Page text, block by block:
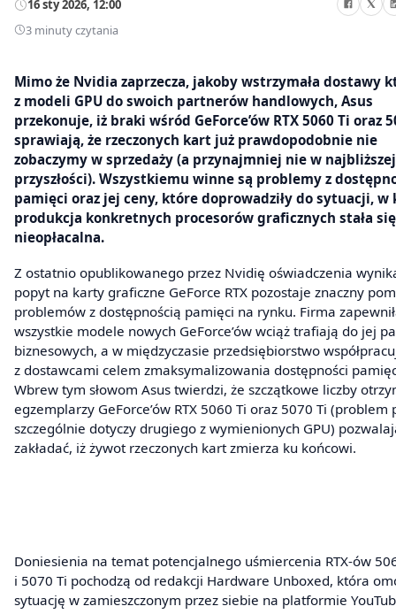
16 sty 2026, 12:00
3 minuty czytania
Mimo że Nvidia zaprzecza, jakoby wstrzymała dostawy
z modeli GPU do swoich partnerów handlowych, Asus
przekonuje, iż braki wśród GeForce’ów RTX 5060 Ti oraz
sprawiają, że rzeczonych kart już prawdopodobnie nie
zobaczymy w sprzedaży (a przynajmniej nie w najbliższej
przyszłości). Wszystkiemu winne są problemy z
pamięci oraz jej ceny, które doprowadziły do sytuacji, w
produkcja konkretnych procesorów graficznych stała się
nieopłacalna.
Z ostatnio opublikowanego przez Nvidię oświadczenia
popyt na karty graficzne GeForce RTX pozostaje znaczny
problemów z dostępnością pamięci na rynku. Firma
wszystkie modele nowych GeForce’ów wciąż trafiają do jej
biznesowych, a w międzyczasie przedsiębiorstwo
z dostawcami celem zmaksymalizowania dostępności
Wbrew tym słowom Asus twierdzi, że szczątkowe liczby
egzemplarzy GeForce’ów RTX 5060 Ti oraz 5070 Ti (problem
szczególnie dotyczy drugiego z wymienionych GPU)
zakładać, iż żywot rzeczonych kart zmierza ku końcowi.
Doniesienia na temat potencjalnego uśmiercenia RTX-ów
i 5070 Ti pochodzą od redakcji Hardware Unboxed, która
sytuację w zamieszczonym przez siebie na platformie